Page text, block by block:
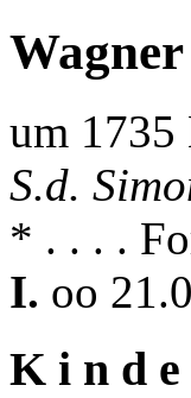
um 1735
S.d.
* . . . .
I. oo
K i n d